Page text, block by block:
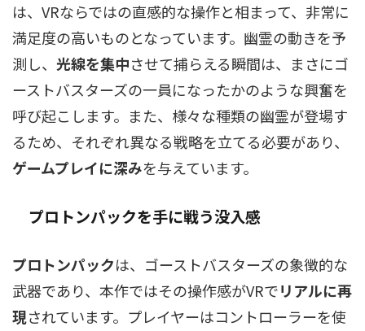
は、VRならではの直感的な操作と相まって、非常に
満足度の高いものとなっています。幽霊の動きを予
測し、 光線を集中させて捕らえる瞬間は、まさにゴ
ーストバスターズの一員になったかのような興奮を
呼び起こします。また、様々な種類の幽霊が登場す
るため、それぞれ異なる戦略を立てる必要があり、
ゲームプレイに深みを与えています。
プロトンパックを手に戦う没入感
プロトンパックは、ゴーストバスターズの象徴的な
武器であり、本作ではその操作感がVRでリアルに再
現されています。プレイヤーはコントローラーを使